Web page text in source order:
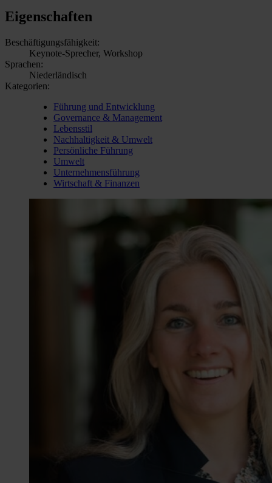
Eigenschaften
Beschäftigungsfähigkeit:
Keynote-Sprecher, Workshop
Sprachen:
Niederländisch
Kategorien:
Führung und Entwicklung
Governance & Management
Lebensstil
Nachhaltigkeit & Umwelt
Persönliche Führung
Umwelt
Unternehmensführung
Wirtschaft & Finanzen